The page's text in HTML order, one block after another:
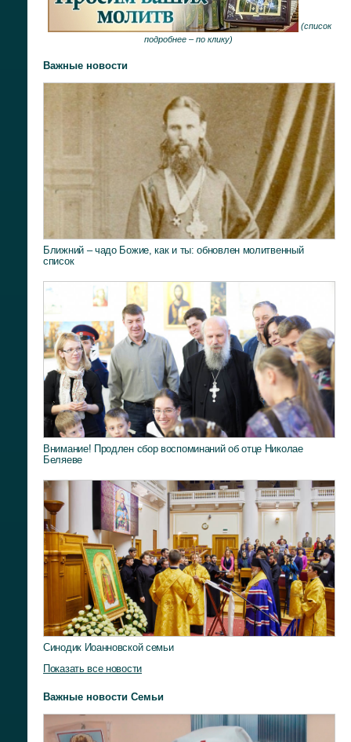
(список
подробнее – по клику)
Важные новости
Ближний – чадо Божие, как и ты: обновлен молитвенный
список
Внимание! Продлен сбор воспоминаний об отце Николае
Беляеве
Синодик Иоанновской семьи
Показать все новости
Важные новости Семьи